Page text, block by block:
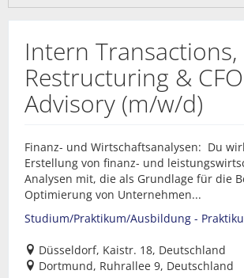
Intern Transactions,
Restructuring & CFO
Advisory (m/w/d)
Finanz- und Wirtschaftsanalysen: Du
Erstellung von finanz- und
Analysen mit, die als Grundlage für die
Optimierung von Unternehmen...
Studium/Praktikum/Ausbildung -
Düsseldorf, Kaistr. 18, Deutschland
Dortmund, Ruhrallee 9, Deutschland